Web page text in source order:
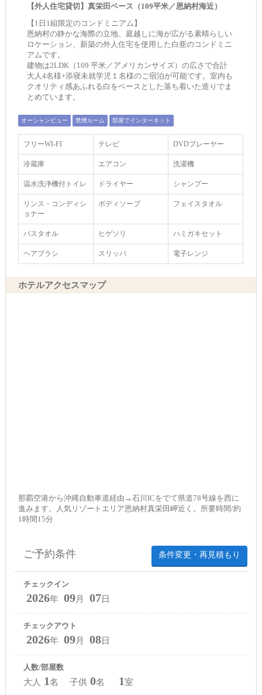
【外人住宅貸切】真栄田ベース（109平米／恩納村海近）
【1日1組限定のコンドミニアム】
恩納村の静かな海際の立地、庭越しに海が広がる素晴らしい
ロケーション、新築の外人住宅を使用した白亜のコンドミニ
アムです。
建物は2LDK（109 平米／アメリカンサイズ）の広さで合計
大人4名様+添寝未就学児１名様のご宿泊が可能です。室内も
クオリティ感あふれる白をベースとした落ち着いた造りでま
とめています。
オーシャンビュー 禁煙ルーム 部屋でインターネット
フリーWI‐FI テレビ DVDプレーヤー
冷蔵庫 エアコン 洗濯機
温水洗浄機付トイレ ドライヤー シャンプー
リンス・コンディシ
ョナー
ボディソープ フェイスタオル
バスタオル ヒゲソリ ハミガキセット
ヘアブラシ スリッパ 電子レンジ
ホテルアクセスマップ
那覇空港から沖縄自動車道経由→石川ICをでて県道78号線を西に
進みます。人気リゾートエリア恩納村真栄田岬近く。所要時間/約
1時間15分
条件変更・再見積もり
ご予約条件
チェックイン
2026年 09月 07日
チェックアウト
2026年 09月 08日
人数/部屋数
大人 1名 子供 0名 1室